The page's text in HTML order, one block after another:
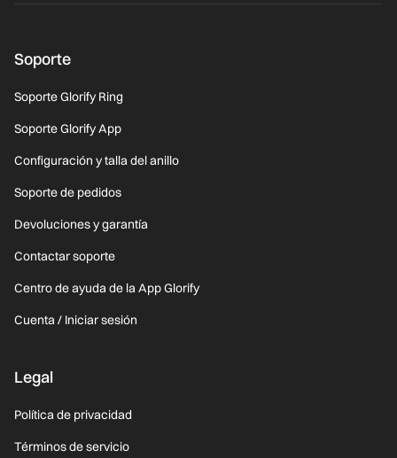
Soporte
Soporte Glorify Ring
Soporte Glorify App
Configuración y talla del anillo
Soporte de pedidos
Devoluciones y garantía
Contactar soporte
Centro de ayuda de la App Glorify
Cuenta / Iniciar sesión
Legal
Política de privacidad
Términos de servicio